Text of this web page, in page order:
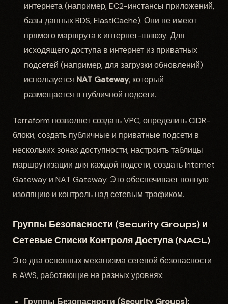
интернета (например, EC2-инстансы приложений,
базы данных RDS, ElastiCache). Они не имеют
прямого маршрута к интернет-шлюзу. Для
исходящего доступа в интернет из приватных
подсетей (например, для загрузки обновлений)
используется NAT Gateway, который
размещается в публичной подсети.
Terraform позволяет создать VPC, определить CIDR-
блоки, создать публичные и приватные подсети в
нескольких зонах доступности, настроить таблицы
маршрутизации для каждой подсети, создать Internet
Gateway и NAT Gateway. Это обеспечивает полную
изоляцию и контроль над сетевым трафиком.
Группы Безопасности (Security Groups) и
Сетевые Списки Контроля Доступа (NACL)
Это два основных механизма сетевой безопасности
в AWS, работающие на разных уровнях:
Группы Безопасности (Security Groups):